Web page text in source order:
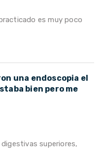
es muy poco
una endoscopia el
bien pero me
superiores,